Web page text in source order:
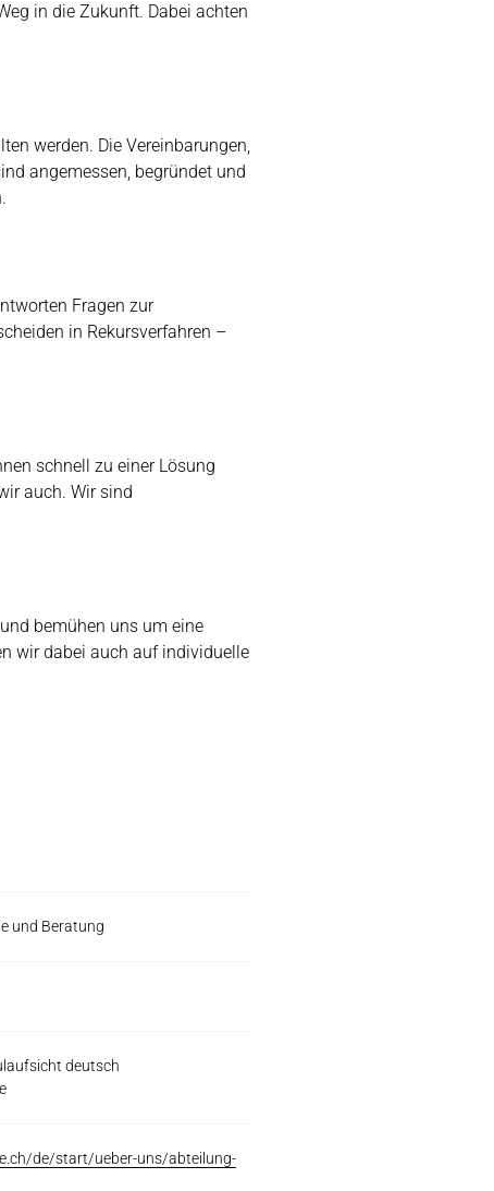
in die Zukunft. Dabei achten
werden. Die Vereinbarungen,
angemessen, begründet und
Fragen zur
in Rekursverfahren –
schnell zu einer Lösung
auch. Wir sind
bemühen uns um eine
wir dabei auch auf individuelle
und Beratung
deutsch
de/start/ueber-uns/abteilung-